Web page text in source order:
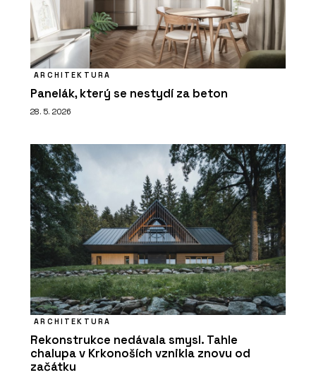
ARCHITEKTURA
Panelák, který se nestydí za beton
28. 5. 2026
ARCHITEKTURA
Rekonstrukce nedávala smysl. Tahle
chalupa v Krkonoších vznikla znovu od
začátku